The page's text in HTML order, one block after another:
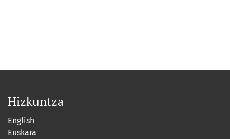
Hizkuntza
English
Euskara